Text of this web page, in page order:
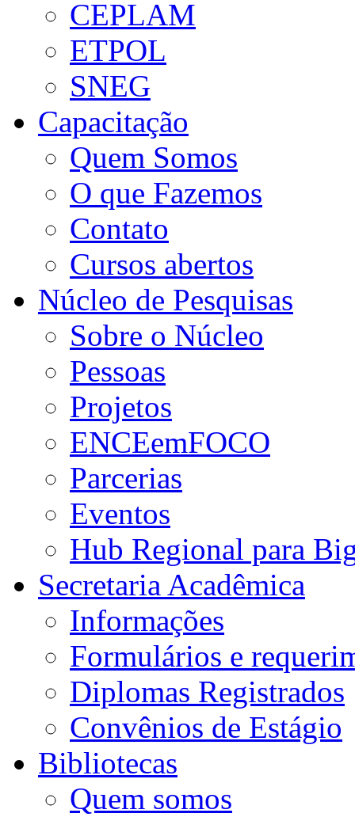
CEPLAM
ETPOL
SNEG
Capacitação
Quem Somos
O que Fazemos
Contato
Cursos abertos
Núcleo de Pesquisas
Sobre o Núcleo
Pessoas
Projetos
ENCEemFOCO
Parcerias
Eventos
Hub Regional para
Secretaria Acadêmica
Informações
Formulários e
Diplomas Registrados
Convênios de Estágio
Bibliotecas
Quem somos